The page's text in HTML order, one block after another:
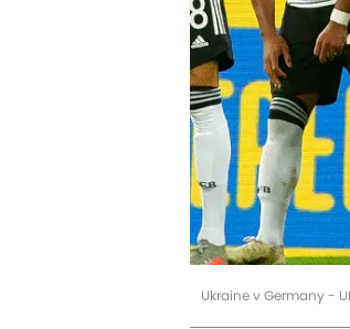
Ukraine v Germany -